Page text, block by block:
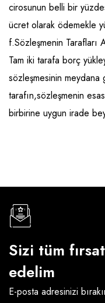
cirosunun belli bir
ücret olarak ödemekle
f.Sözleşmenin Tarafları
Tam iki tarafa borç
sözleşmesinin
tarafın,sözleşmenin
birbirine uygun irade
Sizi tüm
edelim
E-posta adresinizi